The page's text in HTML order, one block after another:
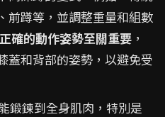
前蹲等，並調整重量和組數
正確的動作姿勢至關重要 ，
蓋和背部的姿勢，以避免受
鍛鍊到全身肌肉，特別是